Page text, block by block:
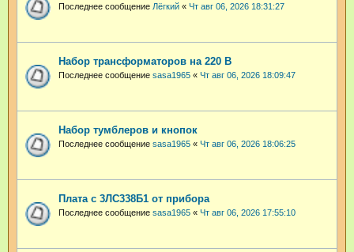
Последнее сообщение Лёгкий « Чт авг 06, 2026 18:31:27
Набор трансформаторов на 220 В
Последнее сообщение sasa1965 « Чт авг 06, 2026 18:09:47
Набор тумблеров и кнопок
Последнее сообщение sasa1965 « Чт авг 06, 2026 18:06:25
Плата с 3ЛС338Б1 от прибора
Последнее сообщение sasa1965 « Чт авг 06, 2026 17:55:10